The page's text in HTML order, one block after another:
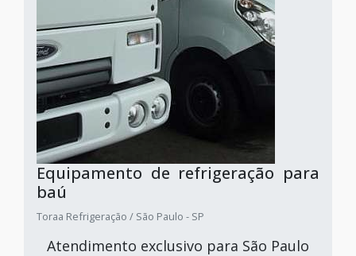
Equipamento de refrigeração para
baú
Toraa Refrigeração / São Paulo - SP
Atendimento exclusivo para São Paulo